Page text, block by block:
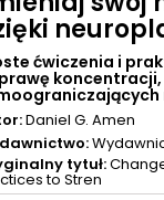
ćwiczenia i
Daniel G. Amen
tytuł:
to Stren